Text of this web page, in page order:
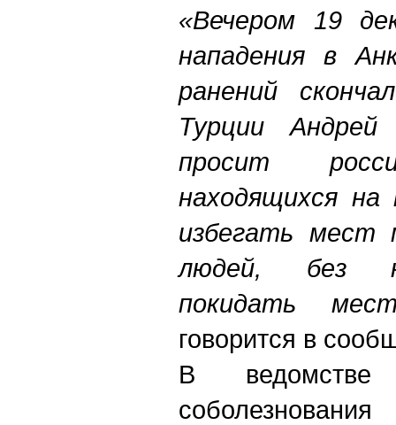
«Вечером 19
нападения в
ранений
Турции Андрей
просит
находящихся
избегать мест
людей, без
покидать
говорится в
В ведомстве